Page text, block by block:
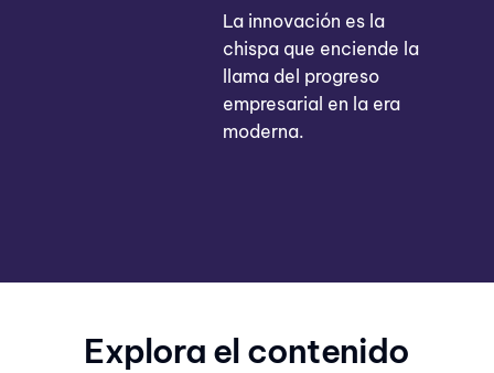
La innovación es la
chispa que enciende la
llama del progreso
empresarial en la era
moderna.
Explora el contenido